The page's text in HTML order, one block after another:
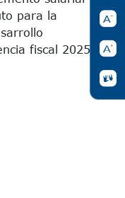
para la
fiscal 2025”.